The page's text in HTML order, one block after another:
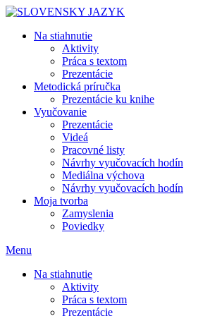
Skip
contentNa stiahnutie
Aktivity
Práca s textom
Prezentácie
Metodická príručka
Prezentácie ku knihe
Vyučovanie
Prezentácie
Videá
Pracovné listy
Návrhy vyučovacích hodín
Mediálna výchova
Návrhy vyučovacích hodín
Moja tvorba
Zamyslenia
Poviedky
Menu
Na stiahnutie
Aktivity
Práca s textom
Prezentácie